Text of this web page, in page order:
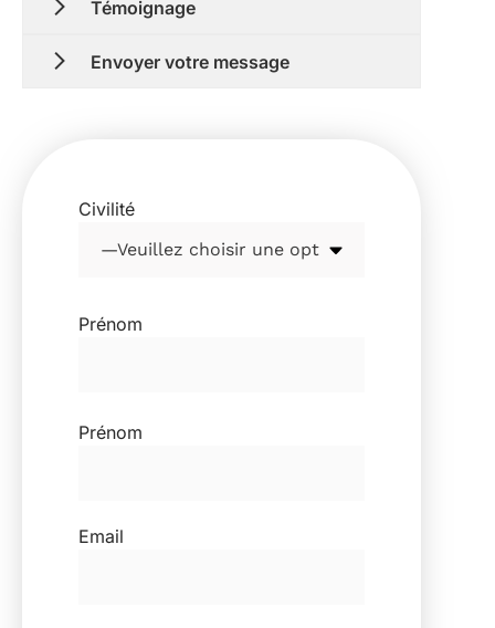
Témoignage
Envoyer votre message
Civilité
Prénom
Prénom
Email